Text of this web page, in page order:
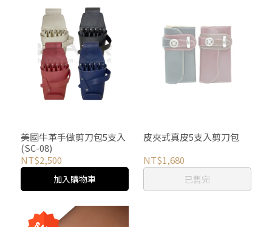
美國牛革手做剪刀包5支入
(SC-08)
NT$2,500
加入購物車
皮夾式真皮5支入剪刀包
NT$1,680
已售完